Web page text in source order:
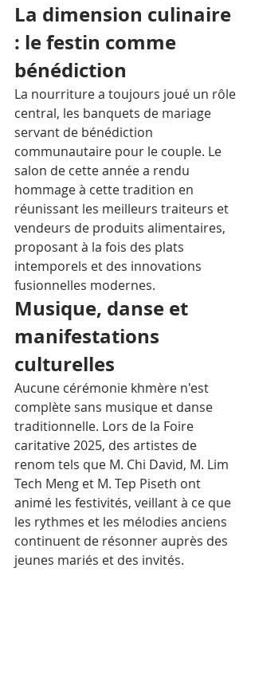
La dimension culinaire
: le festin comme
bénédiction
La nourriture a toujours joué un rôle
central, les banquets de mariage
servant de bénédiction
communautaire pour le couple. Le
salon de cette année a rendu
hommage à cette tradition en
réunissant les meilleurs traiteurs et
vendeurs de produits alimentaires,
proposant à la fois des plats
intemporels et des innovations
fusionnelles modernes.
Musique, danse et
manifestations
culturelles
Aucune cérémonie khmère n'est
complète sans musique et danse
traditionnelle. Lors de la Foire
caritative 2025, des artistes de
renom tels que M. Chi David, M. Lim
Tech Meng et M. Tep Piseth ont
animé les festivités, veillant à ce que
les rythmes et les mélodies anciens
continuent de résonner auprès des
jeunes mariés et des invités.